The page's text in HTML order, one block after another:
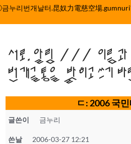
컨
서로.알림 /// 이름과
번개글통을 밝히고 쓰기
ㄷ: 2006 국
글쓴이 금누리
쓴날 2006-03-27 12:21